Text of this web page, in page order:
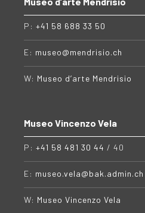
P: +41 58 688 33 50
E: museo@mendrisio.ch
W: Museo d’arte Mendrisio
Museo Vincenzo Vela
P: +41 58 481 30 44 / 40
E: museo.vela@bak.admin.ch
W: Museo Vincenzo Vela